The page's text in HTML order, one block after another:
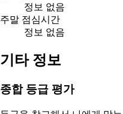
정보 없음
주말 점심시간
정보 없음
기타 정보
종합 등급 평가